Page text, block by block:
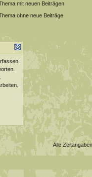
mit neuen Beiträgen
ohne neue Beiträge
Alle